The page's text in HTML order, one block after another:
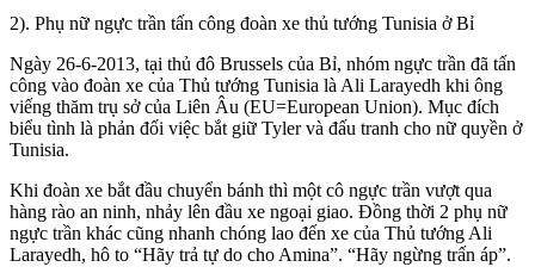
2). Phụ nữ ngực trần tấn công đoàn xe thủ tướng Tunisia ở Bỉ
Ngày 26-6-2013, tại thủ đô Brussels của Bỉ, nhóm ngực trần đã tấn
công vào đoàn xe của Thủ tướng Tunisia là Ali Larayedh khi ông
viếng thăm trụ sở của Liên Âu (EU=European Union). Mục đích
biểu tình là phản đối việc bắt giữ Tyler và đấu tranh cho nữ quyền ở
Tunisia.
Khi đoàn xe bắt đầu chuyển bánh thì một cô ngực trần vượt qua
hàng rào an ninh, nhảy lên đầu xe ngoại giao. Đồng thời 2 phụ nữ
ngực trần khác cũng nhanh chóng lao đến xe của Thủ tướng Ali
Larayedh, hô to “Hãy trả tự do cho Amina”. “Hãy ngừng trấn áp”.